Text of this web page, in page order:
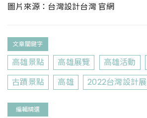
圖片來源： 台灣設計台灣 官網
文章關鍵字
高雄景點 高雄展覽 高雄活動
古蹟景點
高雄 2022台灣設計展
編輯精選